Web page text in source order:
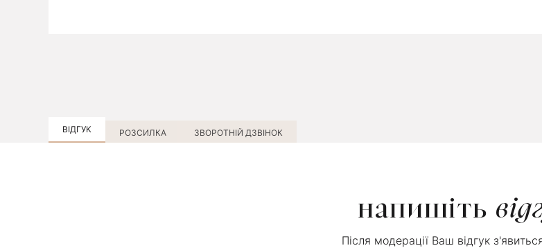
ВІДГУК РОЗСИЛКА ЗВОРОТНІЙ ДЗВІНОК
напишіть
Після модерації Ваш відгук